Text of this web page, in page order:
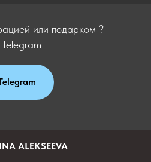
или подарком ?
ALEKSEEVA